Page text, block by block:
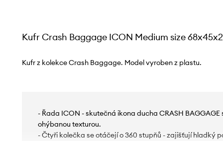
Kufr Crash Baggage ICON Medium size
Kufr z kolekce Crash Baggage. Model vyroben z plastu.
- Řada ICON - skutečná ikona ducha CRASH
ohýbanou texturou.
- Čtyři kolečka se otáčejí o 360 stupňů - zajišťují hladký